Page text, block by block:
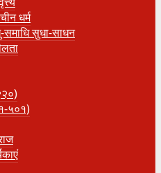
धर्म
समाधि सुधा-साधन
५०१)